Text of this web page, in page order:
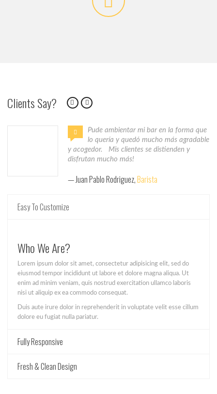
Clients Say?
Pude ambientar mi bar en la forma que
lo quería y quedó mucho más agradable
y acogedor. Mis clientes se distienden y
disfrutan mucho más!
Juan Pablo Rodriguez,Barista
Easy To Customize
Who We Are?
Lorem ipsum dolor sit amet, consectetur adipisicing elit, sed do
eiusmod tempor incididunt ut labore et dolore magna aliqua. Ut
enim ad minim veniam, quis nostrud exercitation ullamco laboris
nisi ut aliquip ex ea commodo consequat.
Duis aute irure dolor in reprehenderit in voluptate velit esse cillum
dolore eu fugiat nulla pariatur.
Fully Responsive
Fresh & Clean Design